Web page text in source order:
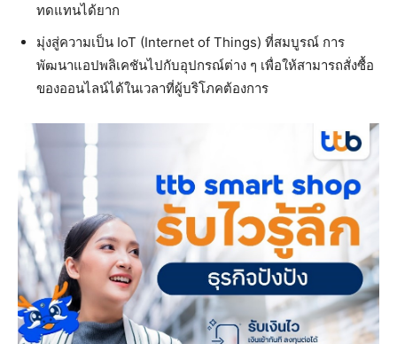
ทดแทนได้ยาก
มุ่งสู่ความเป็น IoT (Internet of Things) ที่สมบูรณ์ การ
พัฒนาแอปพลิเคชันไปกับอุปกรณ์ต่าง ๆ เพื่อให้สามารถสั่งซื้อ
ของออนไลน์ได้ในเวลาที่ผู้บริโภคต้องการ